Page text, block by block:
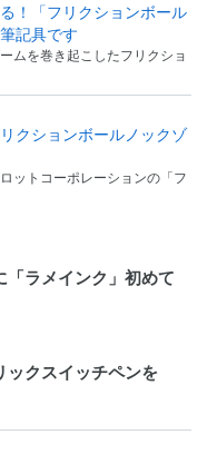
！「フリクションボール
記具です
ムを巻き起こしたフリクショ
クションボールノックゾ
ットコーポレーションの「フ
ラメインク」初めて
ックスイッチペンを